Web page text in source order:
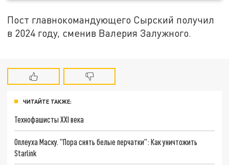
Пост главнокомандующего Сырский получил
в 2024 году, сменив Валерия Залужного.
ЧИТАЙТЕ ТАКЖЕ:
Технофашисты XXI века
Оплеуха Маску. "Пора снять белые перчатки": Как уничтожить
Starlink